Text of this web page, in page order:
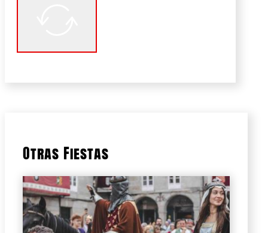
Otras Fiestas